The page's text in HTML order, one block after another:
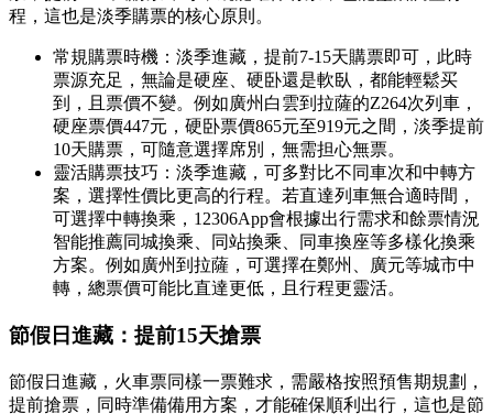
程，這也是淡季購票的核心原則。
常規購票時機：淡季進藏，提前7-15天購票即可，此時
票源充足，無論是硬座、硬卧還是軟臥，都能輕鬆买
到，且票價不變。例如廣州白雲到拉薩的Z264次列車，
硬座票價447元，硬卧票價865元至919元之間，淡季提前
10天購票，可隨意選擇席別，無需担心無票。
靈活購票技巧：淡季進藏，可多對比不同車次和中轉方
案，選擇性價比更高的行程。若直達列車無合適時間，
可選擇中轉換乘，12306App會根據出行需求和餘票情況
智能推薦同城換乘、同站換乘、同車換座等多樣化換乘
方案。例如廣州到拉薩，可選擇在鄭州、廣元等城市中
轉，總票價可能比直達更低，且行程更靈活。
節假日進藏：提前15天搶票
節假日進藏，火車票同樣一票難求，需嚴格按照預售期規劃，
提前搶票，同時準備備用方案，才能確保順利出行，這也是節